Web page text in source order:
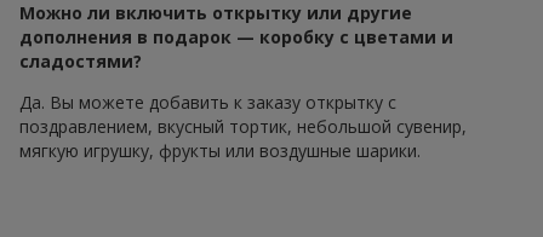
Можно ли включить открытку или другие
дополнения в подарок — коробку с цветами и
сладостями?
Да. Вы можете добавить к заказу открытку с
поздравлением, вкусный тортик, небольшой сувенир,
мягкую игрушку, фрукты или воздушные шарики.